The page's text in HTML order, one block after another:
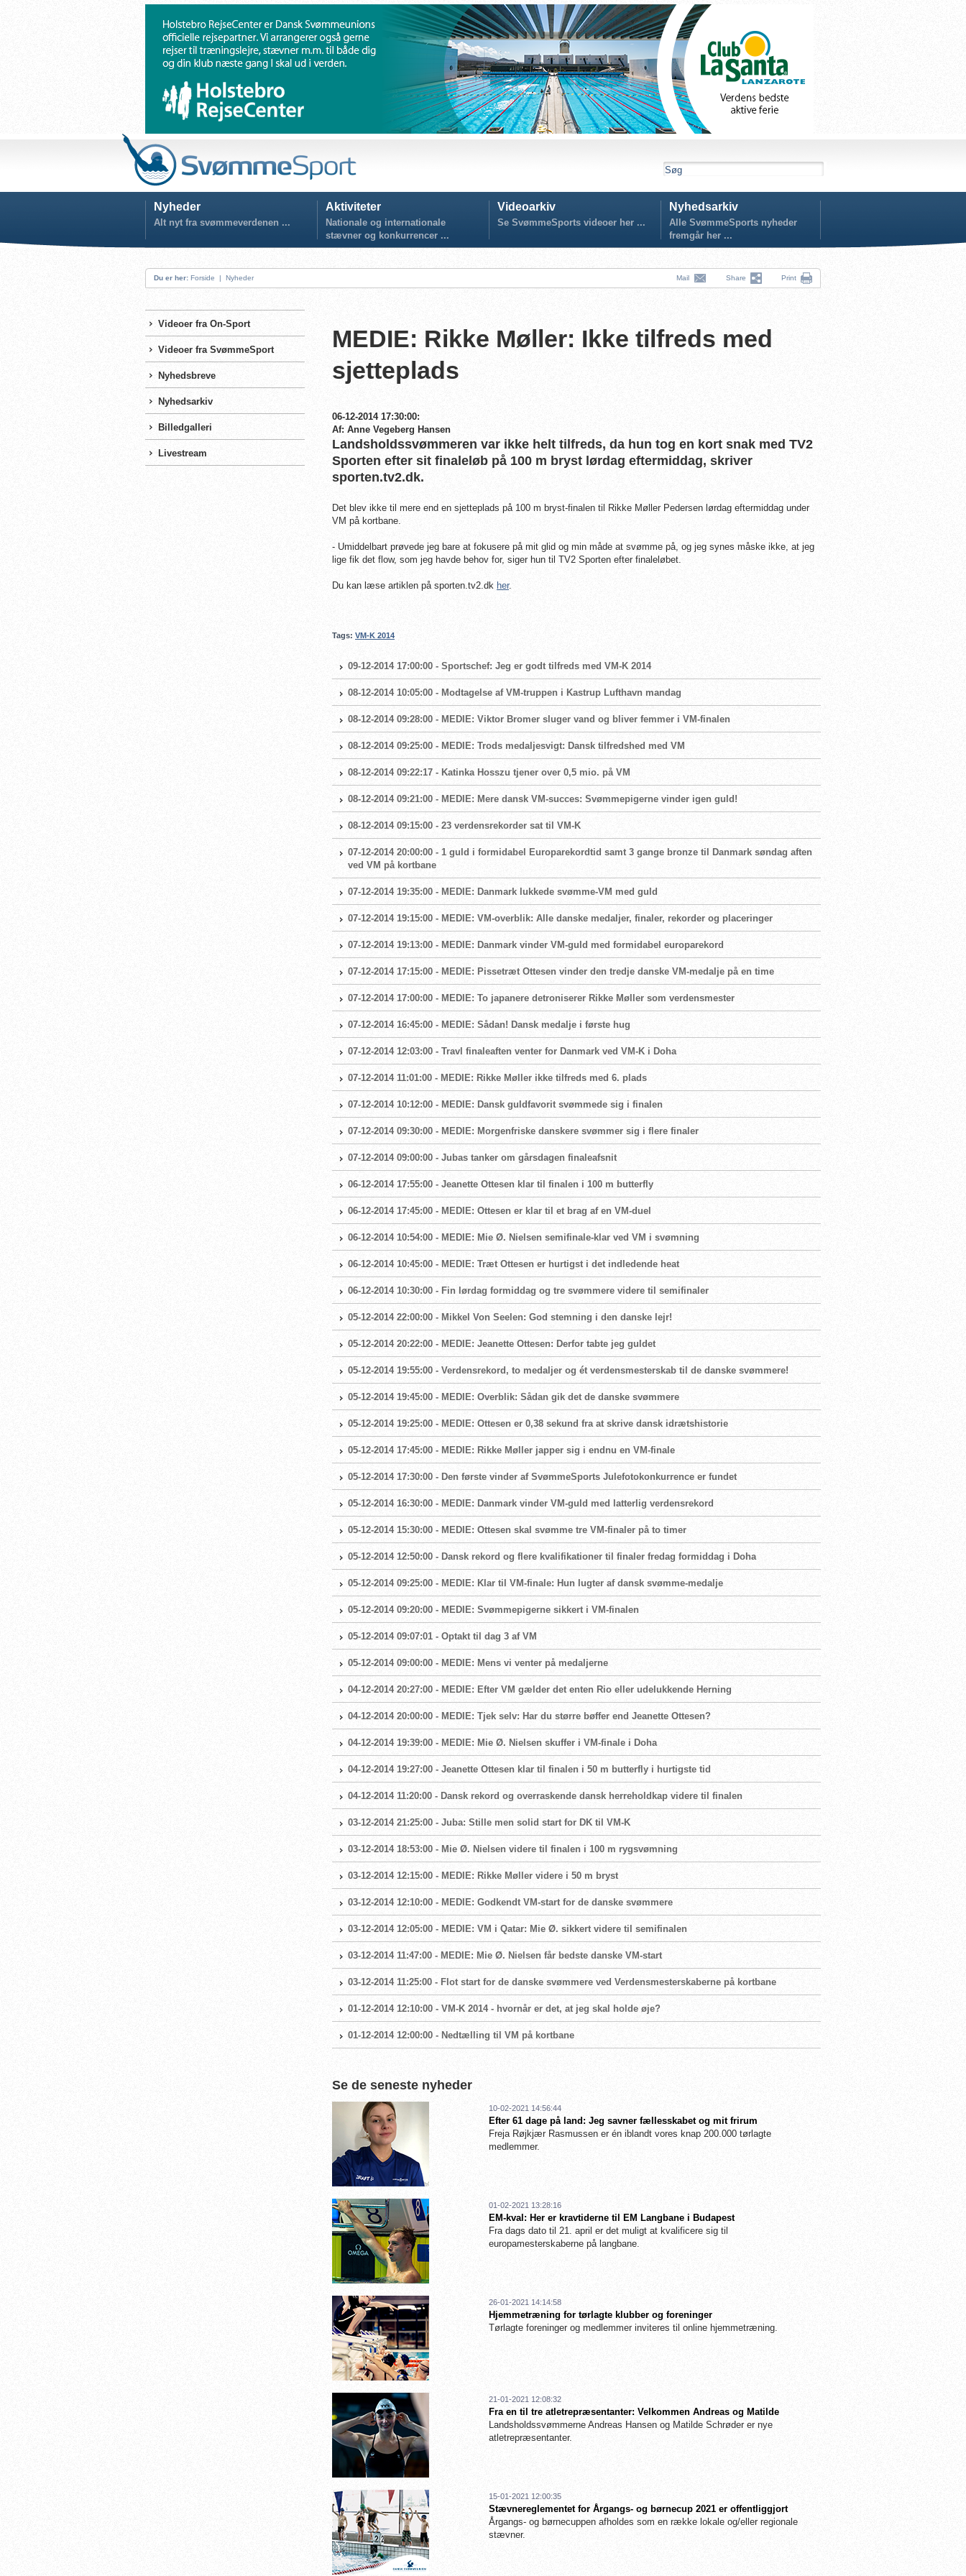
Nyheder
Alt nyt fra svømmeverdenen ...
Aktiviteter
Nationale og internationale
stævner og konkurrencer ...
Videoarkiv
Se SvømmeSports videoer her ...
Nyhedsarkiv
Alle SvømmeSports nyheder
fremgår her ...
Du er her: Forside | Nyheder Mail Share Print
Videoer fra On-Sport
Videoer fra SvømmeSport
Nyhedsbreve
Nyhedsarkiv
Billedgalleri
Livestream
MEDIE: Rikke Møller: Ikke tilfreds med
sjetteplads
06-12-2014 17:30:00:
Af: Anne Vegeberg Hansen
Landsholdssvømmeren var ikke helt tilfreds, da hun tog en kort snak med TV2
Sporten efter sit finaleløb på 100 m bryst lørdag eftermiddag, skriver
sporten.tv2.dk.
Det blev ikke til mere end en sjetteplads på 100 m bryst-finalen til Rikke Møller Pedersen lørdag eftermiddag under
VM på kortbane.
- Umiddelbart prøvede jeg bare at fokusere på mit glid og min måde at svømme på, og jeg synes måske ikke, at jeg
lige fik det flow, som jeg havde behov for, siger hun til TV2 Sporten efter finaleløbet.
Du kan læse artiklen på sporten.tv2.dk her.
Tags: VM-K 2014
09-12-2014 17:00:00 - Sportschef: Jeg er godt tilfreds med VM-K 2014
08-12-2014 10:05:00 - Modtagelse af VM-truppen i Kastrup Lufthavn mandag
08-12-2014 09:28:00 - MEDIE: Viktor Bromer sluger vand og bliver femmer i VM-finalen
08-12-2014 09:25:00 - MEDIE: Trods medaljesvigt: Dansk tilfredshed med VM
08-12-2014 09:22:17 - Katinka Hosszu tjener over 0,5 mio. på VM
08-12-2014 09:21:00 - MEDIE: Mere dansk VM-succes: Svømmepigerne vinder igen guld!
08-12-2014 09:15:00 - 23 verdensrekorder sat til VM-K
07-12-2014 20:00:00 - 1 guld i formidabel Europarekordtid samt 3 gange bronze til Danmark søndag aften
ved VM på kortbane
07-12-2014 19:35:00 - MEDIE: Danmark lukkede svømme-VM med guld
07-12-2014 19:15:00 - MEDIE: VM-overblik: Alle danske medaljer, finaler, rekorder og placeringer
07-12-2014 19:13:00 - MEDIE: Danmark vinder VM-guld med formidabel europarekord
07-12-2014 17:15:00 - MEDIE: Pissetræt Ottesen vinder den tredje danske VM-medalje på en time
07-12-2014 17:00:00 - MEDIE: To japanere detroniserer Rikke Møller som verdensmester
07-12-2014 16:45:00 - MEDIE: Sådan! Dansk medalje i første hug
07-12-2014 12:03:00 - Travl finaleaften venter for Danmark ved VM-K i Doha
07-12-2014 11:01:00 - MEDIE: Rikke Møller ikke tilfreds med 6. plads
07-12-2014 10:12:00 - MEDIE: Dansk guldfavorit svømmede sig i finalen
07-12-2014 09:30:00 - MEDIE: Morgenfriske danskere svømmer sig i flere finaler
07-12-2014 09:00:00 - Jubas tanker om gårsdagen finaleafsnit
06-12-2014 17:55:00 - Jeanette Ottesen klar til finalen i 100 m butterfly
06-12-2014 17:45:00 - MEDIE: Ottesen er klar til et brag af en VM-duel
06-12-2014 10:54:00 - MEDIE: Mie Ø. Nielsen semifinale-klar ved VM i svømning
06-12-2014 10:45:00 - MEDIE: Træt Ottesen er hurtigst i det indledende heat
06-12-2014 10:30:00 - Fin lørdag formiddag og tre svømmere videre til semifinaler
05-12-2014 22:00:00 - Mikkel Von Seelen: God stemning i den danske lejr!
05-12-2014 20:22:00 - MEDIE: Jeanette Ottesen: Derfor tabte jeg guldet
05-12-2014 19:55:00 - Verdensrekord, to medaljer og ét verdensmesterskab til de danske svømmere!
05-12-2014 19:45:00 - MEDIE: Overblik: Sådan gik det de danske svømmere
05-12-2014 19:25:00 - MEDIE: Ottesen er 0,38 sekund fra at skrive dansk idrætshistorie
05-12-2014 17:45:00 - MEDIE: Rikke Møller japper sig i endnu en VM-finale
05-12-2014 17:30:00 - Den første vinder af SvømmeSports Julefotokonkurrence er fundet
05-12-2014 16:30:00 - MEDIE: Danmark vinder VM-guld med latterlig verdensrekord
05-12-2014 15:30:00 - MEDIE: Ottesen skal svømme tre VM-finaler på to timer
05-12-2014 12:50:00 - Dansk rekord og flere kvalifikationer til finaler fredag formiddag i Doha
05-12-2014 09:25:00 - MEDIE: Klar til VM-finale: Hun lugter af dansk svømme-medalje
05-12-2014 09:20:00 - MEDIE: Svømmepigerne sikkert i VM-finalen
05-12-2014 09:07:01 - Optakt til dag 3 af VM
05-12-2014 09:00:00 - MEDIE: Mens vi venter på medaljerne
04-12-2014 20:27:00 - MEDIE: Efter VM gælder det enten Rio eller udelukkende Herning
04-12-2014 20:00:00 - MEDIE: Tjek selv: Har du større bøffer end Jeanette Ottesen?
04-12-2014 19:39:00 - MEDIE: Mie Ø. Nielsen skuffer i VM-finale i Doha
04-12-2014 19:27:00 - Jeanette Ottesen klar til finalen i 50 m butterfly i hurtigste tid
04-12-2014 11:20:00 - Dansk rekord og overraskende dansk herreholdkap videre til finalen
03-12-2014 21:25:00 - Juba: Stille men solid start for DK til VM-K
03-12-2014 18:53:00 - Mie Ø. Nielsen videre til finalen i 100 m rygsvømning
03-12-2014 12:15:00 - MEDIE: Rikke Møller videre i 50 m bryst
03-12-2014 12:10:00 - MEDIE: Godkendt VM-start for de danske svømmere
03-12-2014 12:05:00 - MEDIE: VM i Qatar: Mie Ø. sikkert videre til semifinalen
03-12-2014 11:47:00 - MEDIE: Mie Ø. Nielsen får bedste danske VM-start
03-12-2014 11:25:00 - Flot start for de danske svømmere ved Verdensmesterskaberne på kortbane
01-12-2014 12:10:00 - VM-K 2014 - hvornår er det, at jeg skal holde øje?
01-12-2014 12:00:00 - Nedtælling til VM på kortbane
Se de seneste nyheder
10-02-2021 14:56:44
Efter 61 dage på land: Jeg savner fællesskabet og mit frirum
Freja Røjkjær Rasmussen er én iblandt vores knap 200.000 tørlagte
medlemmer.
01-02-2021 13:28:16
EM-kval: Her er kravtiderne til EM Langbane i Budapest
Fra dags dato til 21. april er det muligt at kvalificere sig til
europamesterskaberne på langbane.
26-01-2021 14:14:58
Hjemmetræning for tørlagte klubber og foreninger
Tørlagte foreninger og medlemmer inviteres til online hjemmetræning.
21-01-2021 12:08:32
Fra en til tre atletrepræsentanter: Velkommen Andreas og Matilde
Landsholdssvømmerne Andreas Hansen og Matilde Schrøder er nye
atletrepræsentanter.
15-01-2021 12:00:35
Stævnereglementet for Årgangs- og børnecup 2021 er offentliggjort
Årgangs- og børnecuppen afholdes som en række lokale og/eller regionale
stævner.